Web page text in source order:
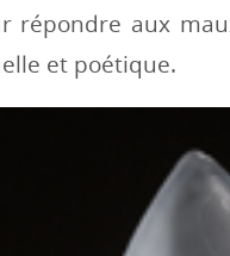
répondre aux
et poétique.